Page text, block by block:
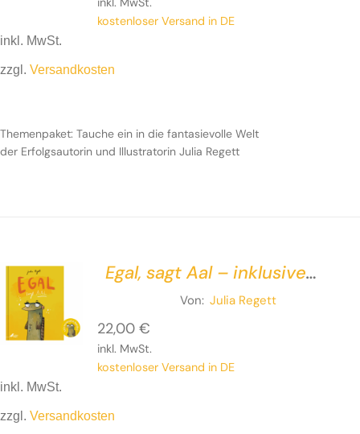
kostenloser Versand in DE
inkl. MwSt.
zzgl. Versandkosten
Themenpaket: Tauche ein in die fantasievolle Welt
der Erfolgsautorin und Illustratorin Julia Regett
Egal, sagt Aal – inklusive
GiveawayVon: Julia Regett
22,00 €
inkl. MwSt.
kostenloser Versand in DE
inkl. MwSt.
zzgl. Versandkosten